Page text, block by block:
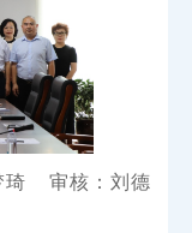
琦 审核：刘德